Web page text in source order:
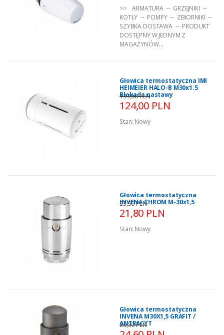
>> ARMATURA -- GRZEJNIKI --
KOTŁY -- POMPY -- ZBIORNIKI --
SZYBKA DOSTAWA -- PRODUKT
DOSTĘPNY W JEDNYM Z
MAGAZYNÓW...
Głowica termostatyczna IMI
HEIMEIER HALO-B M30x1.5
Blokada nastawy
124,00 PLN
133,60 PLN
Stan: Nowy
Głowica termostatyczna
INVENA CHROM M-30x1,5
21,80 PLN
23,50 PLN
Stan: Nowy
Głowica termostatyczna
INVENA M30X1,5 GRAFIT /
ANTRACYT
26,50 PLN